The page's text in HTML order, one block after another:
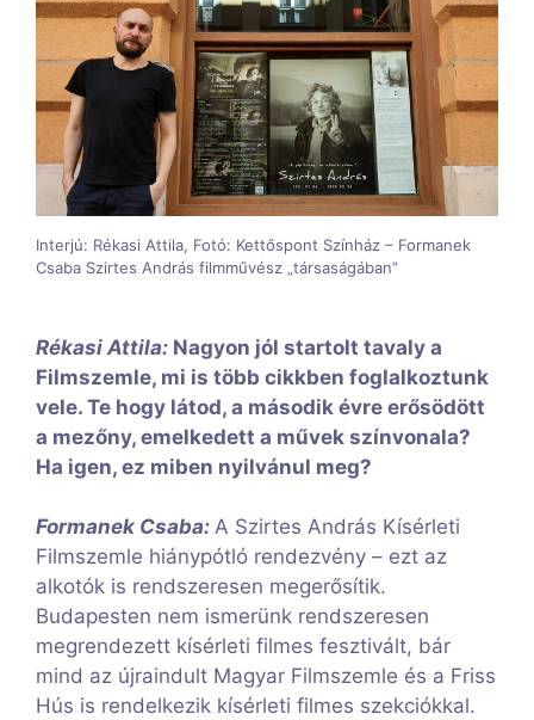
Interjú: Rékasi Attila, Fotó: Kettőspont Színház – Formanek
Csaba Szirtes András filmművész „társaságában”
Rékasi Attila: Nagyon jól startolt tavaly a
Filmszemle, mi is több cikkben foglalkoztunk
vele. Te hogy látod, a második évre erősödött
a mezőny, emelkedett a művek színvonala?
Ha igen, ez miben nyilvánul meg?
Formanek Csaba: A Szirtes András Kísérleti
Filmszemle hiánypótló rendezvény – ezt az
alkotók is rendszeresen megerősítik.
Budapesten nem ismerünk rendszeresen
megrendezett kísérleti filmes fesztivált, bár
mind az újraindult Magyar Filmszemle és a Friss
Hús is rendelkezik kísérleti filmes szekciókkal.